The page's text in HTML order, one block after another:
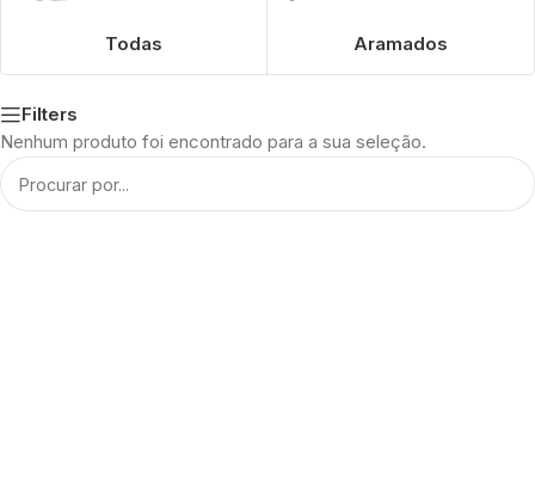
Todas Aramados
Filters
Nenhum produto foi encontrado para a sua seleção.